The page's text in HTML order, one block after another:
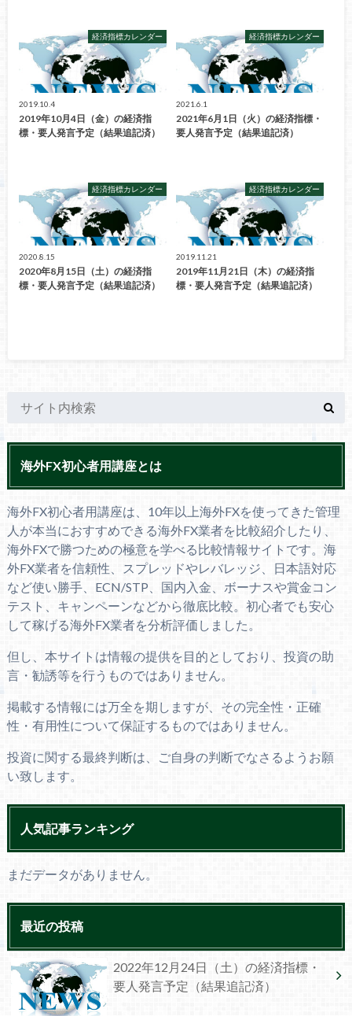
経済指標カレンダー
2019.10.4
2019年10月4日（金）の経済指
標・要人発言予定（結果追記済）
経済指標カレンダー
2021.6.1
2021年6月1日（火）の経済指標・
要人発言予定（結果追記済）
経済指標カレンダー
2020.8.15
2020年8月15日（土）の経済指
標・要人発言予定（結果追記済）
経済指標カレンダー
2019.11.21
2019年11月21日（木）の経済指
標・要人発言予定（結果追記済）
海外FX初心者用講座とは
海外FX初心者用講座は、10年以上海外FXを使ってきた管理
人が本当におすすめできる海外FX業者を比較紹介したり、
海外FXで勝つための極意を学べる比較情報サイトです。海
外FX業者を信頼性、スプレッドやレバレッジ、日本語対応
など使い勝手、ECN/STP、国内入金、ボーナスや賞金コン
テスト、キャンペーンなどから徹底比較。初心者でも安心
して稼げる海外FX業者を分析評価しました。
但し、本サイトは情報の提供を目的としており、投資の助
言・勧誘等を行うものではありません。
掲載する情報には万全を期しますが、その完全性・正確
性・有用性について保証するものではありません。
投資に関する最終判断は、ご自身の判断でなさるようお願
い致します。
人気記事ランキング
まだデータがありません。
最近の投稿
2022年12月24日（土）の経済指標・
要人発言予定（結果追記済）